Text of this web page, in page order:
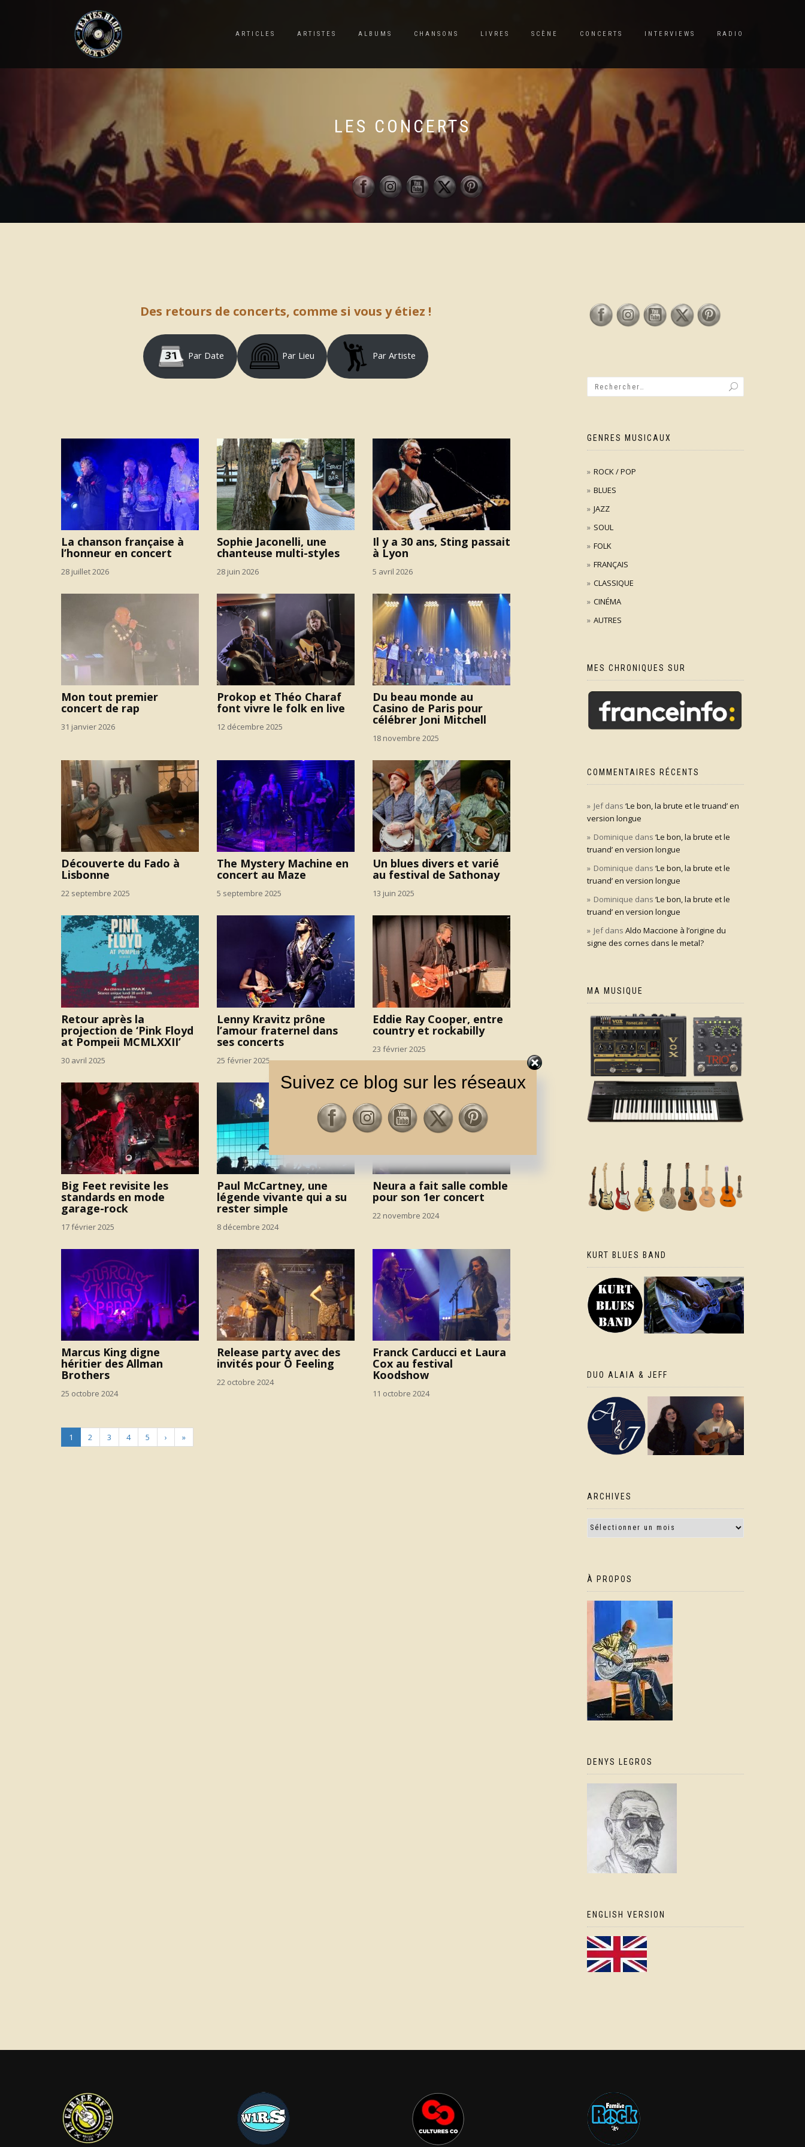
ARTICLES ARTISTES ALBUMS CHANSONS LIVRES SCÈNE CONCERTS INTERVIEWS RADIO
LES CONCERTS
Des retours de concerts, comme si vous y étiez !
Par Date Par Lieu Par Artiste
La chanson française à
l’honneur en concert
28 juillet 2026
Sophie Jaconelli, une
chanteuse multi-styles
28 juin 2026
Il y a 30 ans, Sting passait
à Lyon
5 avril 2026
Mon tout premier
concert de rap
31 janvier 2026
Prokop et Théo Charaf
font vivre le folk en live
12 décembre 2025
Du beau monde au
Casino de Paris pour
célébrer Joni Mitchell
18 novembre 2025
Découverte du Fado à
Lisbonne
22 septembre 2025
The Mystery Machine en
concert au Maze
5 septembre 2025
Un blues divers et varié
au festival de Sathonay
13 juin 2025
Retour après la
projection de ‘Pink Floyd
at Pompeii MCMLXXII’
30 avril 2025
Lenny Kravitz prône
l’amour fraternel dans
ses concerts
25 février 2025
Eddie Ray Cooper, entre
country et rockabilly
23 février 2025
Big Feet revisite les
standards en mode
garage-rock
17 février 2025
Paul McCartney, une
légende vivante qui a su
rester simple
8 décembre 2024
Neura a fait salle comble
pour son 1er concert
22 novembre 2024
Marcus King digne
héritier des Allman
Brothers
25 octobre 2024
Release party avec des
invités pour Ô Feeling
22 octobre 2024
Franck Carducci et Laura
Cox au festival
Koodshow
11 octobre 2024
1 2 3 4 5 › »
GENRES MUSICAUX
ROCK / POP
BLUES
JAZZ
SOUL
FOLK
FRANÇAIS
CLASSIQUE
CINÉMA
AUTRES
MES CHRONIQUES SUR
COMMENTAIRES RÉCENTS
Jefdans ‘Le bon, la brute et le truand’ en
version longue
Dominique dans ‘Le bon, la brute et le
truand’ en version longue
Dominique dans ‘Le bon, la brute et le
truand’ en version longue
Dominique dans ‘Le bon, la brute et le
truand’ en version longue
Jefdans Aldo Maccione à l’origine du
signe des cornes dans le metal?
MA MUSIQUE
KURT BLUES BAND
DUO ALAIA & JEFF
ARCHIVES
À PROPOS
DENYS LEGROS
ENGLISH VERSION
Suivez ce blog sur les réseaux